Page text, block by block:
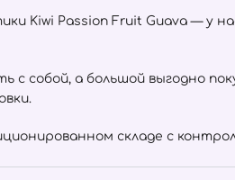
Kiwi Passion Fruit Guava — у
с собой, а большой выгодно
складе с